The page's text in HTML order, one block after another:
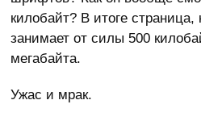
килобайт? В итоге страница,
занимает от силы 500
мегабайта.
Ужас и мрак.